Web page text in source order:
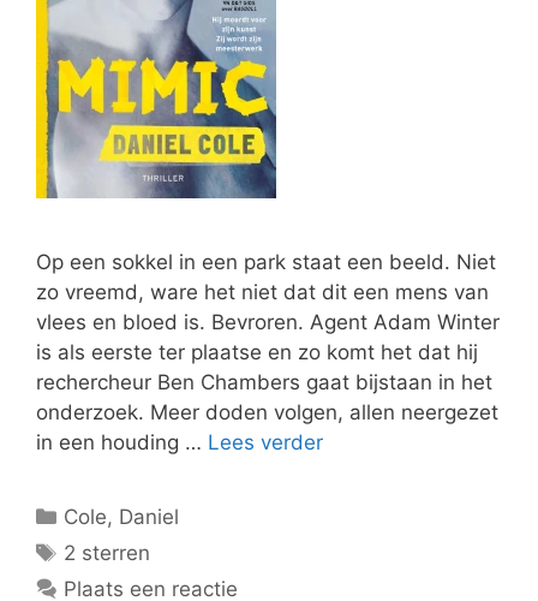
Op een sokkel in een park staat een beeld. Niet
zo vreemd, ware het niet dat dit een mens van
vlees en bloed is. Bevroren. Agent Adam Winter
is als eerste ter plaatse en zo komt het dat hij
rechercheur Ben Chambers gaat bijstaan in het
onderzoek. Meer doden volgen, allen neergezet
in een houding … Lees verder
Categorieën
Cole, Daniel
Tags
2 sterren
Plaats een reactie